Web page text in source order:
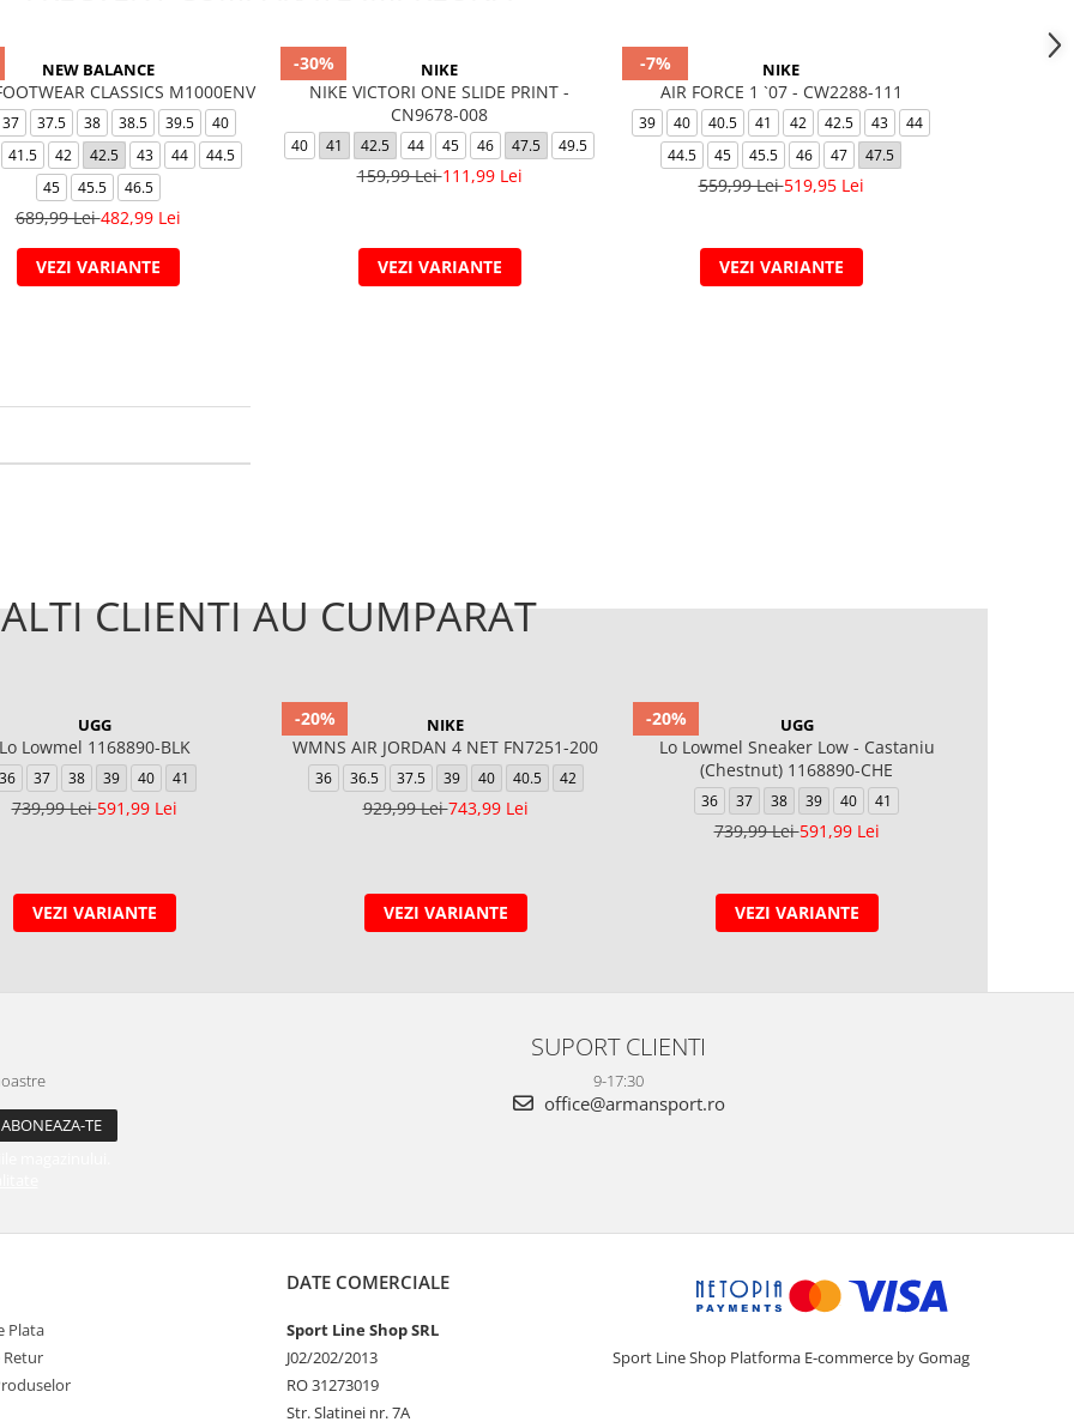
NEW BALANCE
CLASSICS M1000ENV
37 37.5 38 38.5 39.5
40
41.5 42 42.5 43 44
44.5
45
45.5 46.5
689,99 Lei482,99 Lei
VEZI VARIANTE
-30% NIKE
NIKE VICTORI ONE SLIDE PRINT -
CN9678-008
40 41 42.5 44 45 46 47.5 49.5
159,99 Lei111,99 Lei
VEZI VARIANTE
-7% NIKE
AIR FORCE 1 `07 - CW2288-111
39 40 40.5 41 42 42.5 43
44
44.5
45 45.5 46 47 47.5
559,99 Lei519,95 Lei
VEZI VARIANTE
ALTI CLIENTI AU CUMPARAT
UGG
Lo Lowmel 1168890-BLK
36 37 38 39 40 41
739,99 Lei591,99 Lei
VEZI VARIANTE
-20% NIKE
WMNS AIR JORDAN 4 NET FN7251-200
36 36.5 37.5 39 40 40.5 42
929,99 Lei743,99 Lei
VEZI VARIANTE
-20% UGG
Lo Lowmel Sneaker Low - Castaniu
(Chestnut) 1168890-CHE
36 37 38 39 40 41
739,99 Lei591,99 Lei
VEZI VARIANTE
magazinului.
SUPORT CLIENTI
9-17:30
office@armansport.ro
Plata
Retur
DATE COMERCIALE
Sport Line Shop SRL
J02/202/2013
RO 31273019
Str. Slatinei nr. 7A
Sport Line Shop Platforma E-commerce by Gomag